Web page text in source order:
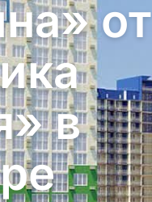
от
в